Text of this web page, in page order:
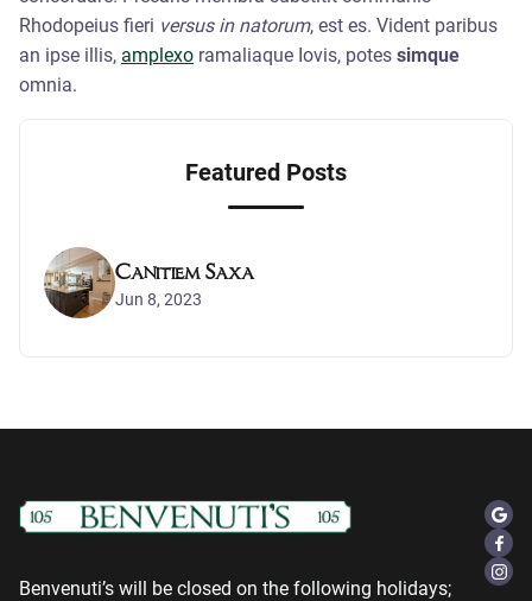
Rhodopeius fieri versus in natorum, est es. Vident paribus
an ipse illis, amplexo ramaliaque Iovis, potes simque
omnia.
Featured Posts
Canitiem Saxa
Jun 8, 2023
Benvenuti’s will be closed on the following holidays;